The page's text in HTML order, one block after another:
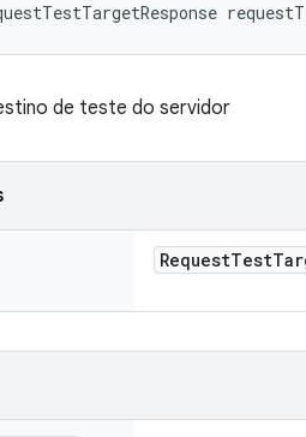
de teste do servidor
RequestTest